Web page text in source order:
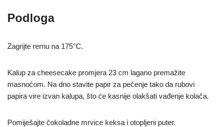
Podloga
Zagrijte rernu na 175°C.
Kalup za cheesecake promjera 23 cm lagano premažite
masnoćom. Na dno stavite papir za pečenje tako da rubovi
papira vire izvan kalupa, što će kasnije olakšati vađenje kolača.
Pomiješajte čokoladne mrvice keksa i otopljeni puter.